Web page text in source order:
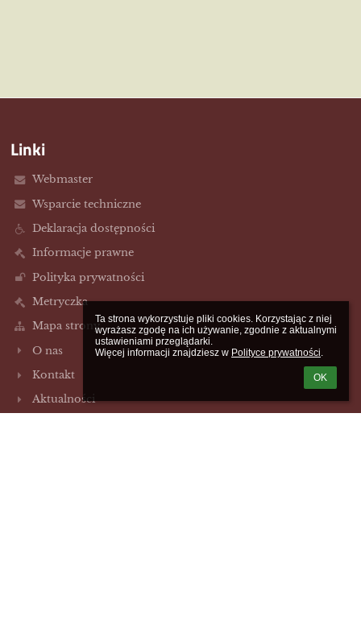
Ta strona wykorzystuje pliki cookies. Korzystając z niej
wyrażasz zgodę na ich używanie, zgodnie z aktualnymi
ustawieniami przeglądarki.
Więcej informacji znajdziesz w Polityce prywatności.
OK
Linki
Webmaster
Wsparcie techniczne
Deklaracja dostępności
Informacje prawne
Polityka prywatności
Metryczka
Mapa strony
O nas
Kontakt
Aktualności